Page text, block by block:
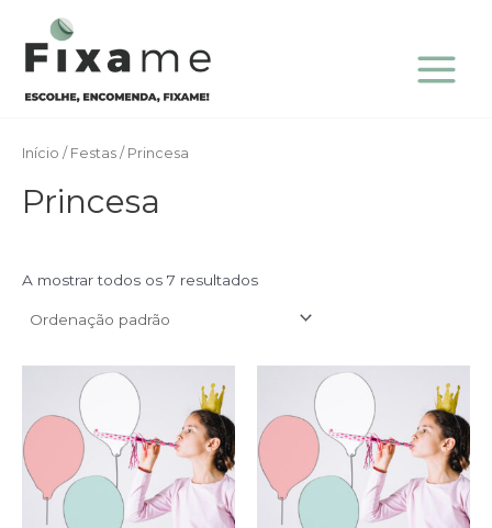
content
Menu
Início / Festas / Princesa
Princesa
A mostrar todos os 7 resultados